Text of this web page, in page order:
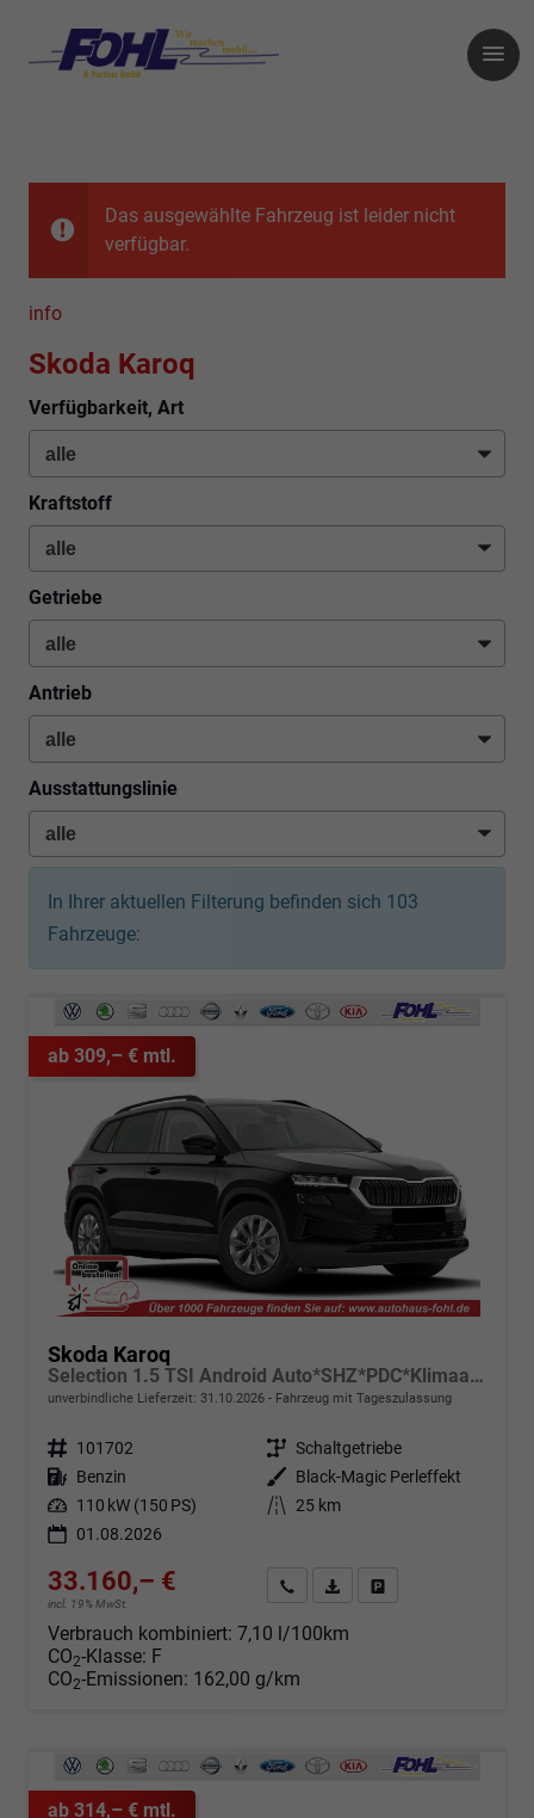
Das ausgewählte Fahrzeug ist leider nicht
verfügbar.
info
Skoda Karoq
Verfügbarkeit, Art
Kraftstoff
Getriebe
Antrieb
Ausstattungslinie
In Ihrer aktuellen Filterung befinden sich 103
Fahrzeuge:
ab 309,– € mtl.
Skoda Karoq
Selection 1.5 TSI Android Auto*SHZ*PDC*Klimaauto*SUNSET*LED
unverbindliche Lieferzeit: 31.10.2026 Fahrzeug mit Tageszulassung
Fahrzeugnr. 101702 Getriebe Schaltgetriebe
Kraftstoff Benzin Außenfarbe
Black-Magic Perleffekt
Leistung 110 kW (150 PS) Kilometerstand 25 km
01.08.2026
33.160,– €
incl. 19% MwSt.
Angebot anfordern
Fahrzeugexpose (PDF)
Verbrauch kombiniert: 7,10 l/100km
CO2-Klasse: F
CO2-Emissionen: 162,00 g/km
ab 314,– € mtl.